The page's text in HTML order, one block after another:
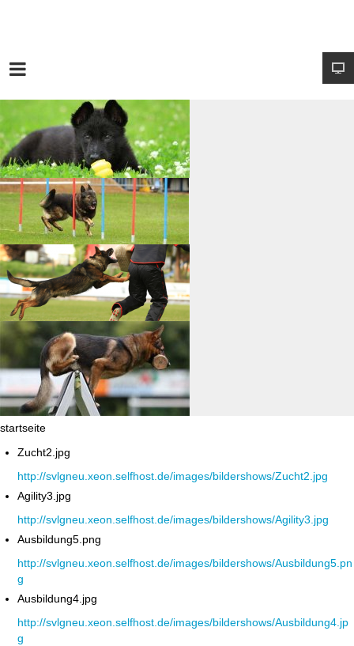
startseite
Zucht2.jpg
http://svlgneu.xeon.selfhost.de/images/bildershows/Zucht2.jpg
Agility3.jpg
http://svlgneu.xeon.selfhost.de/images/bildershows/Agility3.jpg
Ausbildung5.png
http://svlgneu.xeon.selfhost.de/images/bildershows/Ausbildung5.pn
g
Ausbildung4.jpg
http://svlgneu.xeon.selfhost.de/images/bildershows/Ausbildung4.jp
g